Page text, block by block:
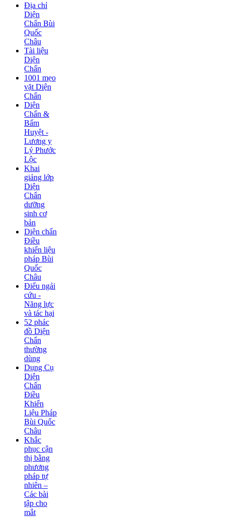
Địa chỉ
Diện
Chẩn Bùi
Quốc
Châu
Tài liệu
Diện
Chẩn
1001 mẹo
vặt Diện
Chẩn
Diện
Chẩn &
Bấm
Huyệt -
Lương y
Lý Phước
Lộc
Khai
giảng lớp
Diện
Chẩn
dưỡng
sinh cơ
bản
Diện chẩn
Điều
khiển liệu
pháp Bùi
Quốc
Châu
Điếu ngải
cứu -
Năng lực
và tác hại
52 phác
đồ Diện
Chẩn
thường
dùng
Dụng Cụ
Diện
Chẩn
Điều
Khiển
Liệu Pháp
Bùi Quốc
Châu
Khắc
phục cận
thị bằng
phương
pháp tự
nhiên –
Các bài
tập cho
mắt